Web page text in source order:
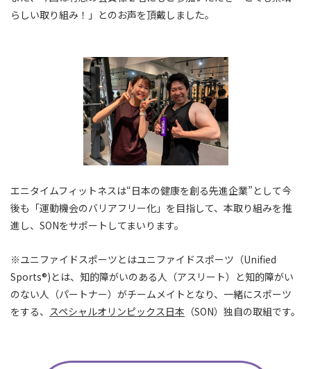
らしい取り組み！」とのお声を頂戴しました。
エニタイムフィットネスは“日本の健康を創る先進企業”として今
後も「運動機会のバリアフリー化」を目指して、本取り組みを推
進し、SONをサポートしてまいります。
※ユニファイドスポーツとはユニファイドスポーツ（Unified
Sports®)とは、知的障がいのある人（アスリート）と知的障がい
のない人（パートナー）がチームメイトとなり、一緒にスポーツ
をする、 スペシャルオリンピックス日本 （SON）独自の取組です。